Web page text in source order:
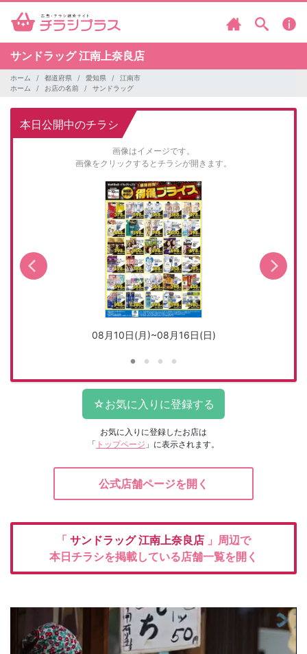
サンドラッグ江南上奈良店
ホーム 都道府県 愛知県
江南市
ホーム
お店の名前 サンドラッグ
本日公開中のチラシ
画像はイメージです。
画像をクリックするとチラシが開きます。
08月10日(月)~08月16日(日)
お気に入りに登録したお店は
「 トップページ 」に表示されます。
公式店舗ページを開く
「 サンドラッグ江南上奈良店 」周辺で
本日チラシを掲載している店舗一覧を開く